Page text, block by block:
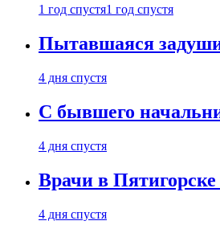
1 год спустя1 год спустя
Пытавшаяся
4 дня спустя
С бывшего
4 дня спустя
Врачи в
4 дня спустя